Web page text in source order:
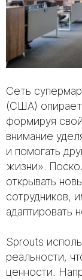
Сеть
(США)
формируя
внимание
и помогать
жизни».
открывать
сотрудников,
адаптировать
Sprouts
реальности,
ценности.